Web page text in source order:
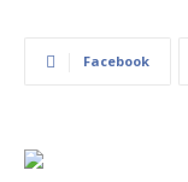
Facebook